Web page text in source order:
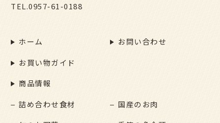
TEL.0957-61-0188
ホーム お問い合わせ
お買い物ガイド
商品情報
詰め合わせ食材 国産のお肉